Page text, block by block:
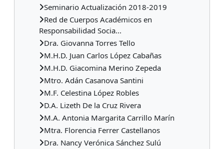
Seminario Actualización 2018-2019
Red de Cuerpos Académicos en
Responsabilidad Socia...
Dra. Giovanna Torres Tello
M.H.D. Juan Carlos López Cabañas
M.H.D. Giacomina Merino Zepeda
Mtro. Adán Casanova Santini
M.F. Celestina López Robles
D.A. Lizeth De la Cruz Rivera
M.A. Antonia Margarita Carrillo Marín
Mtra. Florencia Ferrer Castellanos
Dra. Nancy Verónica Sánchez Sulú